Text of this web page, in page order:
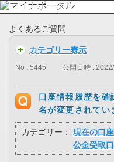
よくあるご質問
カテゴリー表示
No : 5445 公開日時 :
口座情報履歴を
名が変更されてい
カテゴリー：
現在の口
公金受取